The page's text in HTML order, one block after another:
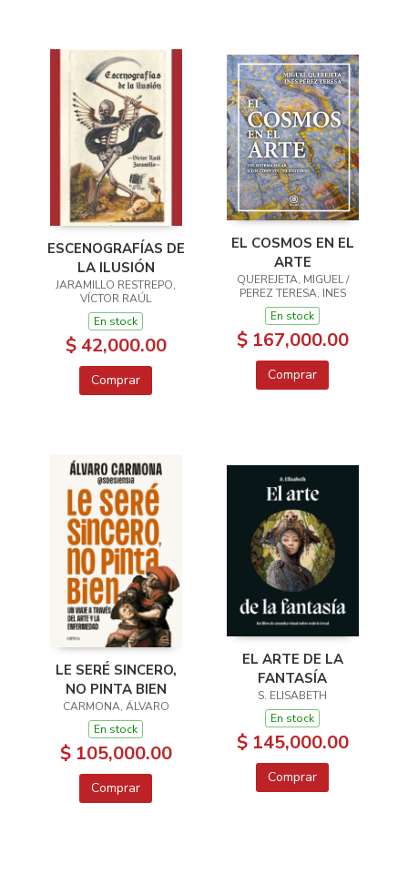
HERRERA, CLYO HUITZILÍN
/ DE LA CERDA ULLOA, D
ESCENOGRAFÍAS DE
LA ILUSIÓN
JARAMILLO RESTREPO,
VÍCTOR RAÚL
En stock
$ 42,000.00
Comprar
EL COSMOS EN EL
ARTE
QUEREJETA, MIGUEL /
PEREZ TERESA, INES
En stock
$ 167,000.00
Comprar
LE SERÉ SINCERO,
NO PINTA BIEN
CARMONA, ÁLVARO
En stock
$ 105,000.00
Comprar
EL ARTE DE LA
FANTASÍA
S. ELISABETH
En stock
$ 145,000.00
Comprar